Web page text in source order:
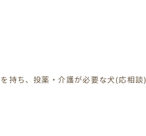
持ち、投薬・介護が必要な犬(応相談)